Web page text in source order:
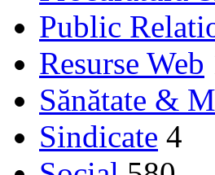
Public
Resurse Web
Sănătate &
Sindicate 4